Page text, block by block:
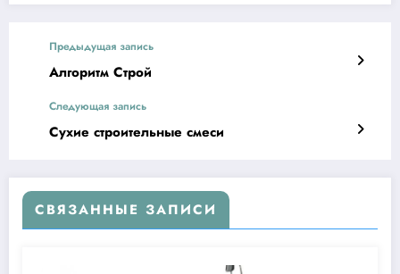
Предыдущая запись
Алгоритм Строй
Следующая запись
Сухие строительные смеси
СВЯЗАННЫЕ ЗАПИСИ